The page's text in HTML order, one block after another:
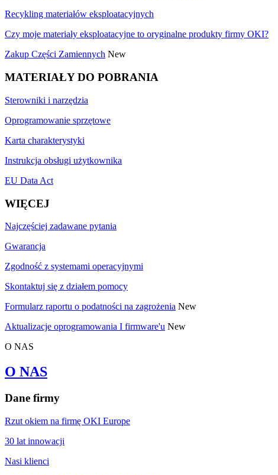
Recykling materiałów eksploatacyjnych
Czy moje materiały eksploatacyjne to oryginalne produkty firmy OKI?
Zakup Części Zamiennych New
MATERIAŁY DO POBRANIA
Sterowniki i narzędzia
Oprogramowanie sprzętowe
Karta charakterystyki
Instrukcja obsługi użytkownika
EU Data Act
WIĘCEJ
Najczęściej zadawane pytania
Gwarancja
Zgodność z systemami operacyjnymi
Skontaktuj się z działem pomocy
Formularz raportu o podatności na zagrożenia New
Aktualizacje oprogramowania I firmware'u New
O NAS
O NAS
Dane firmy
Rzut okiem na firmę OKI Europe
30 lat innowacji
Nasi klienci